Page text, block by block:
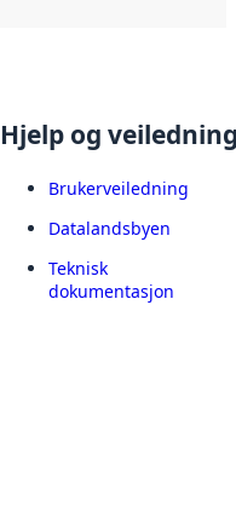
Hjelp og
Brukerveiledning
Datalandsbyen
Teknisk
dokumentasjon